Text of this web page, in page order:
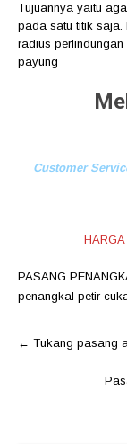
Tujuannya yaitu
pada satu titik saja.
radius
payung
Customer
PASANG
penangkal petir
Post
← Tukang pasang